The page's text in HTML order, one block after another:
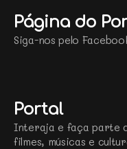
Página do
Siga-nos pelo
Portal
Interaja e faça parte
filmes, músicas e